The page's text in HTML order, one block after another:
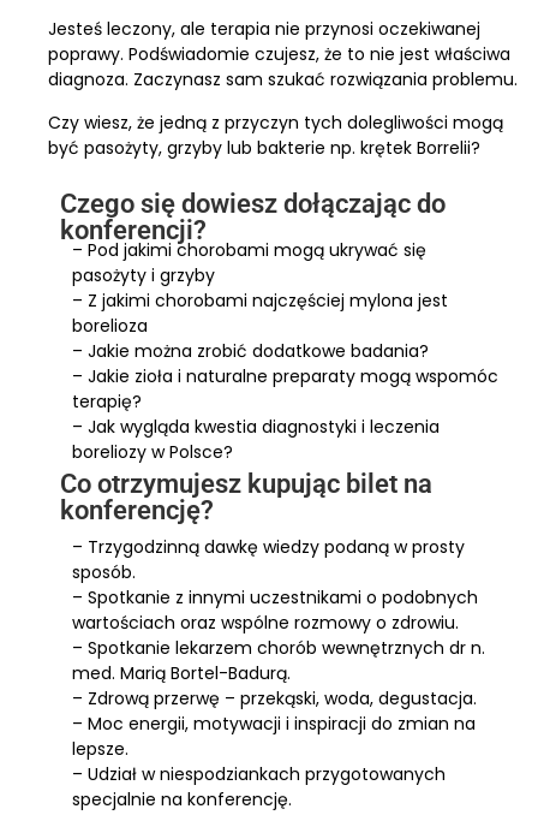
Jesteś leczony, ale terapia nie przynosi oczekiwanej
poprawy. Podświadomie czujesz, że to nie jest właściwa
diagnoza. Zaczynasz sam szukać rozwiązania problemu.
Czy wiesz, że jedną z przyczyn tych dolegliwości mogą
być pasożyty, grzyby lub bakterie np. krętek Borrelii?
Czego się dowiesz dołączając do
konferencji?
– Pod jakimi chorobami mogą ukrywać się
pasożyty i grzyby
– Z jakimi chorobami najczęściej mylona jest
borelioza
– Jakie można zrobić dodatkowe badania?
– Jakie zioła i naturalne preparaty mogą wspomóc
terapię?
– Jak wygląda kwestia diagnostyki i leczenia
boreliozy w Polsce?
Co otrzymujesz kupując bilet na
konferencję?
– Trzygodzinną dawkę wiedzy podaną w prosty
sposób.
– Spotkanie z innymi uczestnikami o podobnych
wartościach oraz wspólne rozmowy o zdrowiu.
– Spotkanie lekarzem chorób wewnętrznych dr n.
med. Marią Bortel-Badurą.
– Zdrową przerwę – przekąski, woda, degustacja.
– Moc energii, motywacji i inspiracji do zmian na
lepsze.
– Udział w niespodziankach przygotowanych
specjalnie na konferencję.